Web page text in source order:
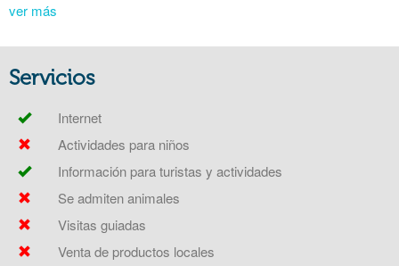
ver más
Servicios
Internet
Actividades para niños
Información para turistas y actividades
Se admiten animales
Visitas guiadas
Venta de productos locales